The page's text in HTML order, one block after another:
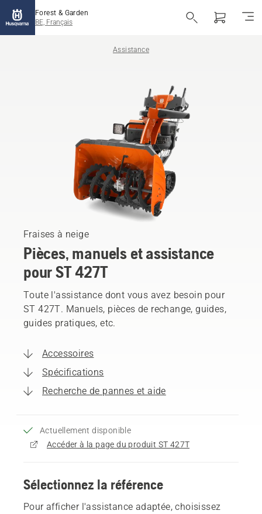
Forest & Garden
BE, Français
Assistance
Fraises à neige
Pièces, manuels et assistance
pour ST 427T
Toute l'assistance dont vous avez besoin pour
ST 427T. Manuels, pièces de rechange, guides,
guides pratiques, etc.
Accessoires
Spécifications
Recherche de pannes et aide
Actuellement disponible
Accéder à la page du produit ST 427T
Sélectionnez la référence
Pour afficher l'assistance adaptée, choisissez